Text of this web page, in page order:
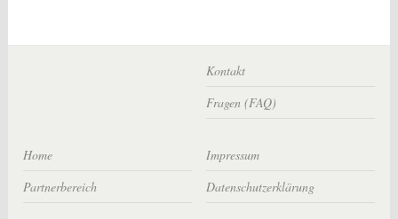
Kontakt
Fragen (FAQ)
Home
Partnerbereich
Impressum
Datenschutzerklärung